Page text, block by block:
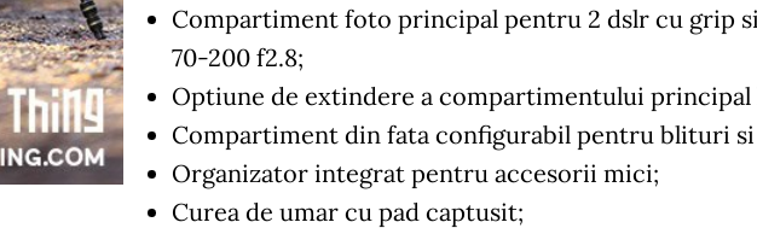
Compartiment foto principal pentru 2 dslr cu grip
70-200 f2.8;
Optiune de extindere a compartimentului principal
Compartiment din fata configurabil pentru blituri
Organizator integrat pentru accesorii mici;
Curea de umar cu pad captusit;